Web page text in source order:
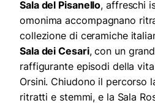
Sala del Pisanello, affreschi
omonima accompagnano
collezione di ceramiche
Sala dei Cesari, con un
raffigurante episodi della
Orsini. Chiudono il percorso
ritratti e stemmi, e la Sala